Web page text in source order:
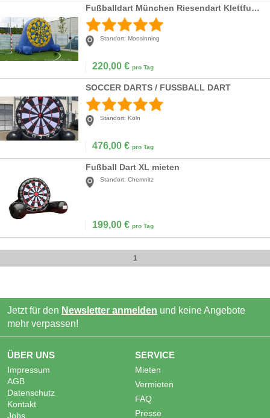
Fußballdart München Riesendart Klettfußballscheibe
Standort: Moosinning
220,00 € pro Tag
SOCCER DARTS / FUSSBALL DART
Standort: Köln
476,00 € pro Tag
Fußball Dart XL mieten
Standort: Chemnitz
199,00 € pro Tag
1
Jetzt für den Newsletter anmelden und keine Angebote
mehr verpassen!
ÜBER UNS
Impressum
AGB
Datenschutz
Kontakt
Jobs
SERVICE
Mieten
Vermieten
FAQ
Presse